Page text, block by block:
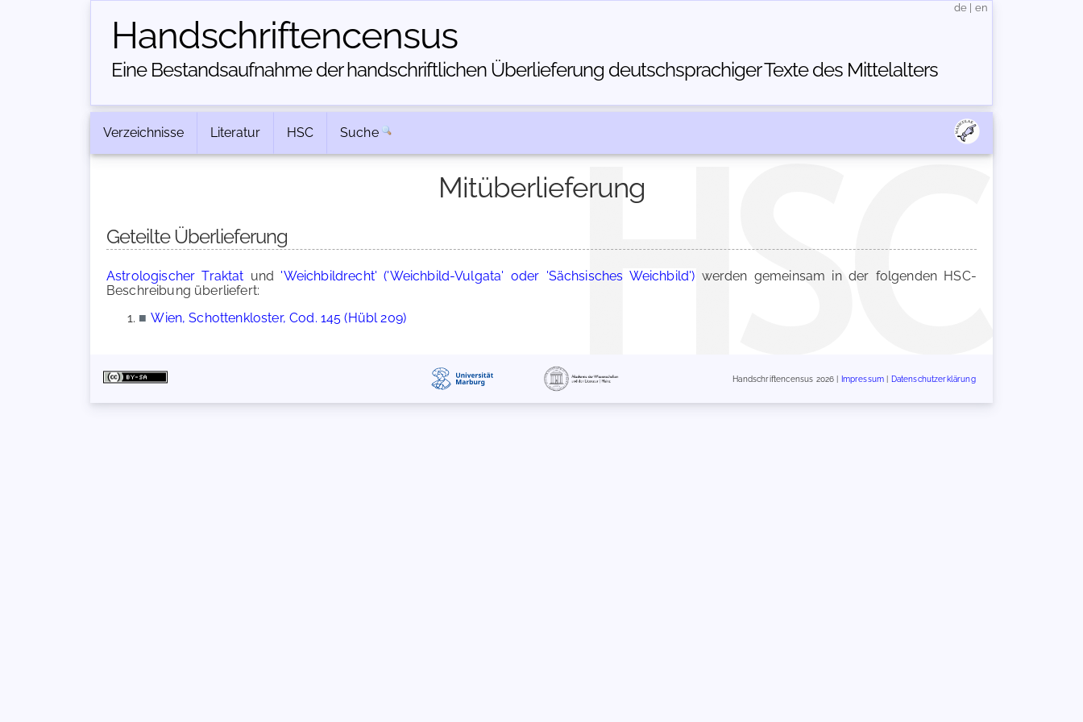
Handschriften­census
Eine Bestandsaufnahme der handschriftlichen Über­lieferung deutschsprachiger Texte des Mittelalters
de en
Verzeichnisse Literatur HSC Suche
Mitüberlieferung
Geteilte Überlieferung
Astrologischer Traktat und 'Weichbildrecht' ('Weichbild-Vulgata' oder 'Sächsisches Weichbild') werden gemeinsam in der folgenden HSC-
Beschreibung überliefert:
■ Wien, Schottenkloster, Cod. 145 (Hübl 209)
Handschriftencensus 2026 | Impressum Datenschutzerklärung